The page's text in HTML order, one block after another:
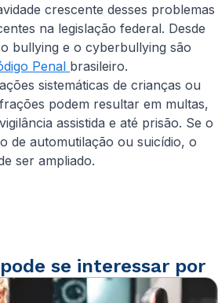
crescente desses problemas
na legislação federal. Desde
bullying e o cyberbullying são
Penal brasileiro.
sistemáticas de crianças ou
podem resultar em multas,
assistida e até prisão. Se o
de automutilação ou suicídio, o
ser ampliado.
se interessar por